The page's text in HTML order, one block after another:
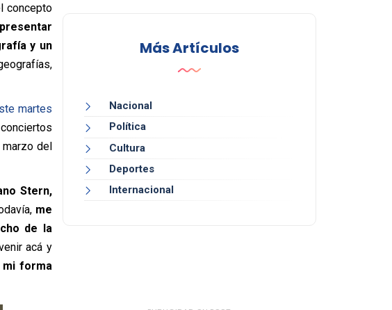
concepto
y un
martes
del
Stern,
me
de la
acá y
mi forma
Más Artículos
Nacional
Política
Cultura
Deportes
Internacional